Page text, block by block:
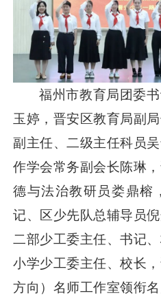
福州市教育局团委
玉婷，晋安区教育局副
副主任、二级主任科员
作学会常务副会长陈琳
德与法治教研员娄鼎榕
记、区少先队总辅导员
二部少工委主任、书记
小学少工委主任、校长
方向）名师工作室领衔